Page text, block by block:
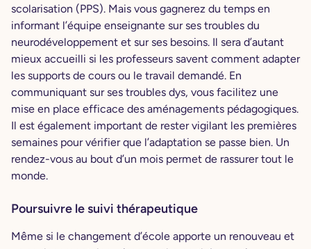
scolarisation (PPS). Mais vous gagnerez du temps en
informant l’équipe enseignante sur ses troubles du
neurodéveloppement et sur ses besoins. Il sera d’autant
mieux accueilli si les professeurs savent comment adapter
les supports de cours ou le travail demandé. En
communiquant sur ses troubles dys, vous facilitez une
mise en place efficace des aménagements pédagogiques.
Il est également important de rester vigilant les premières
semaines pour vérifier que l’adaptation se passe bien. Un
rendez-vous au bout d’un mois permet de rassurer tout le
monde.
Poursuivre le suivi thérapeutique
Même si le changement d’école apporte un renouveau et